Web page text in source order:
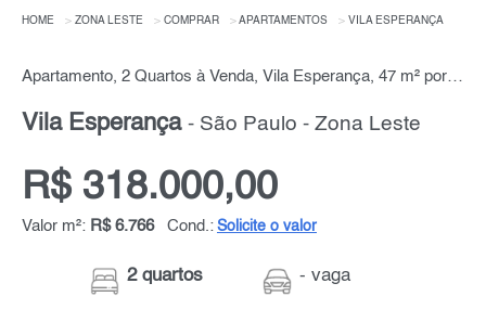
HOME ZONA LESTE COMPRAR APARTAMENTOS VILA ESPERANÇA
Apartamento, 2 Quartos à Venda, Vila Esperança, 47 m² por R$ 318.000,00
Vila Esperança - São Paulo - Zona Leste
R$ 318.000,00
Valor m²: R$ 6.766 Cond.: Solicite o valor
2 quartos - vaga